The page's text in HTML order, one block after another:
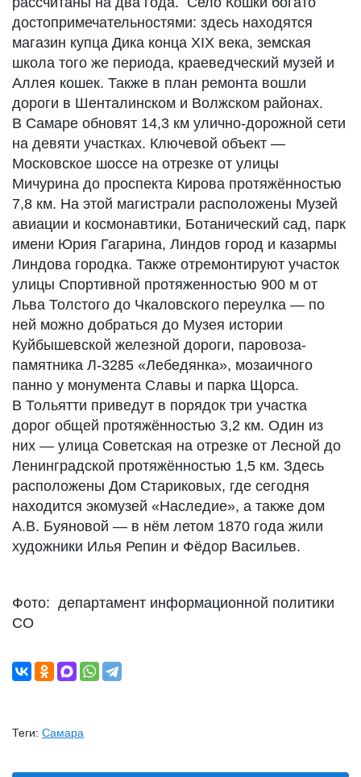
достопримечательностями: здесь находятся
магазин купца Дика конца XIX века, земская
школа того же периода, краеведческий музей и
Аллея кошек. Также в план ремонта вошли
дороги в Шенталинском и Волжском районах.
В Самаре обновят 14,3 км улично-дорожной сети
на девяти участках. Ключевой объект —
Московское шоссе на отрезке от улицы
Мичурина до проспекта Кирова протяжённостью
7,8 км. На этой магистрали расположены Музей
авиации и космонавтики, Ботанический сад, парк
имени Юрия Гагарина, Линдов город и казармы
Линдова городка. Также отремонтируют участок
улицы Спортивной протяженностью 900 м от
Льва Толстого до Чкаловского переулка — по
ней можно добраться до Музея истории
Куйбышевской железной дороги, паровоза-
памятника Л-3285 «Лебедянка», мозаичного
панно у монумента Славы и парка Щорса.
В Тольятти приведут в порядок три участка
дорог общей протяжённостью 3,2 км. Один из
них — улица Советская на отрезке от Лесной до
Ленинградской протяжённостью 1,5 км. Здесь
расположены Дом Стариковых, где сегодня
находится экомузей «Наследие», а также дом
А.В. Буяновой — в нём летом 1870 года жили
художники Илья Репин и Фёдор Васильев.
Фото: департамент информационной политики
СО
Теги: Самара